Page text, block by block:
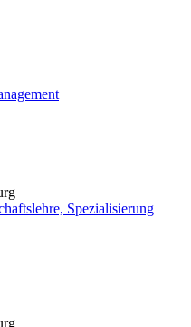
Spezialisierung